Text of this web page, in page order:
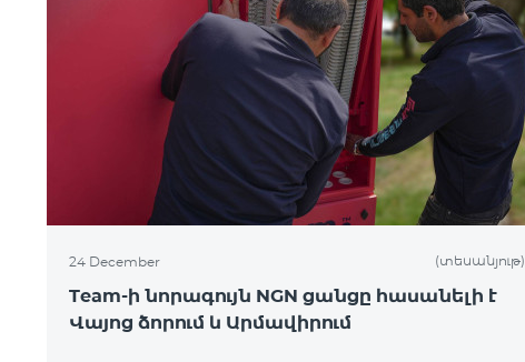
24 December (տեսանյութ)
Team-ի նորագույն NGN ցանցը հասանելի է
Վայոց ձորում և Արմավիրում